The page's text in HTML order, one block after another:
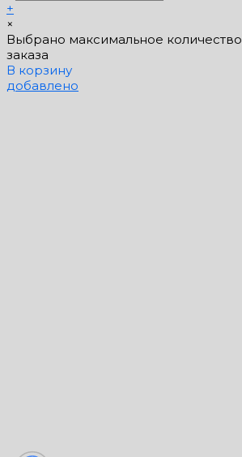
+
×
Выбрано максимальное
заказа
В корзину
добавлено